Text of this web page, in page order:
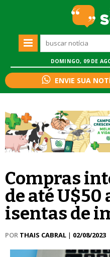
DOMINGO, 09 DE
ENVIE SUA
Compras
de até U$50
isentas de
POR THAIS CABRAL | 02/08/2023